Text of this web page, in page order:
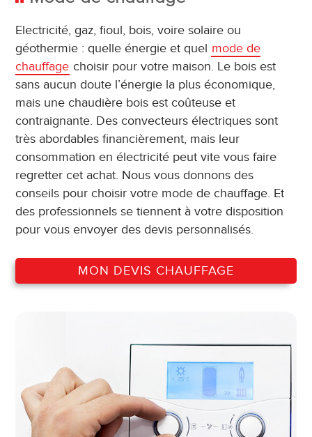
Electricité, gaz, fioul, bois, voire solaire ou
géothermie : quelle énergie et quel mode de
chauffage choisir pour votre maison. Le bois est
sans aucun doute l’énergie la plus économique,
mais une chaudière bois est coûteuse et
contraignante. Des convecteurs électriques sont
très abordables financièrement, mais leur
consommation en électricité peut vite vous faire
regretter cet achat. Nous vous donnons des
conseils pour choisir votre mode de chauffage. Et
des professionnels se tiennent à votre disposition
pour vous envoyer des devis personnalisés.
MON DEVIS CHAUFFAGE